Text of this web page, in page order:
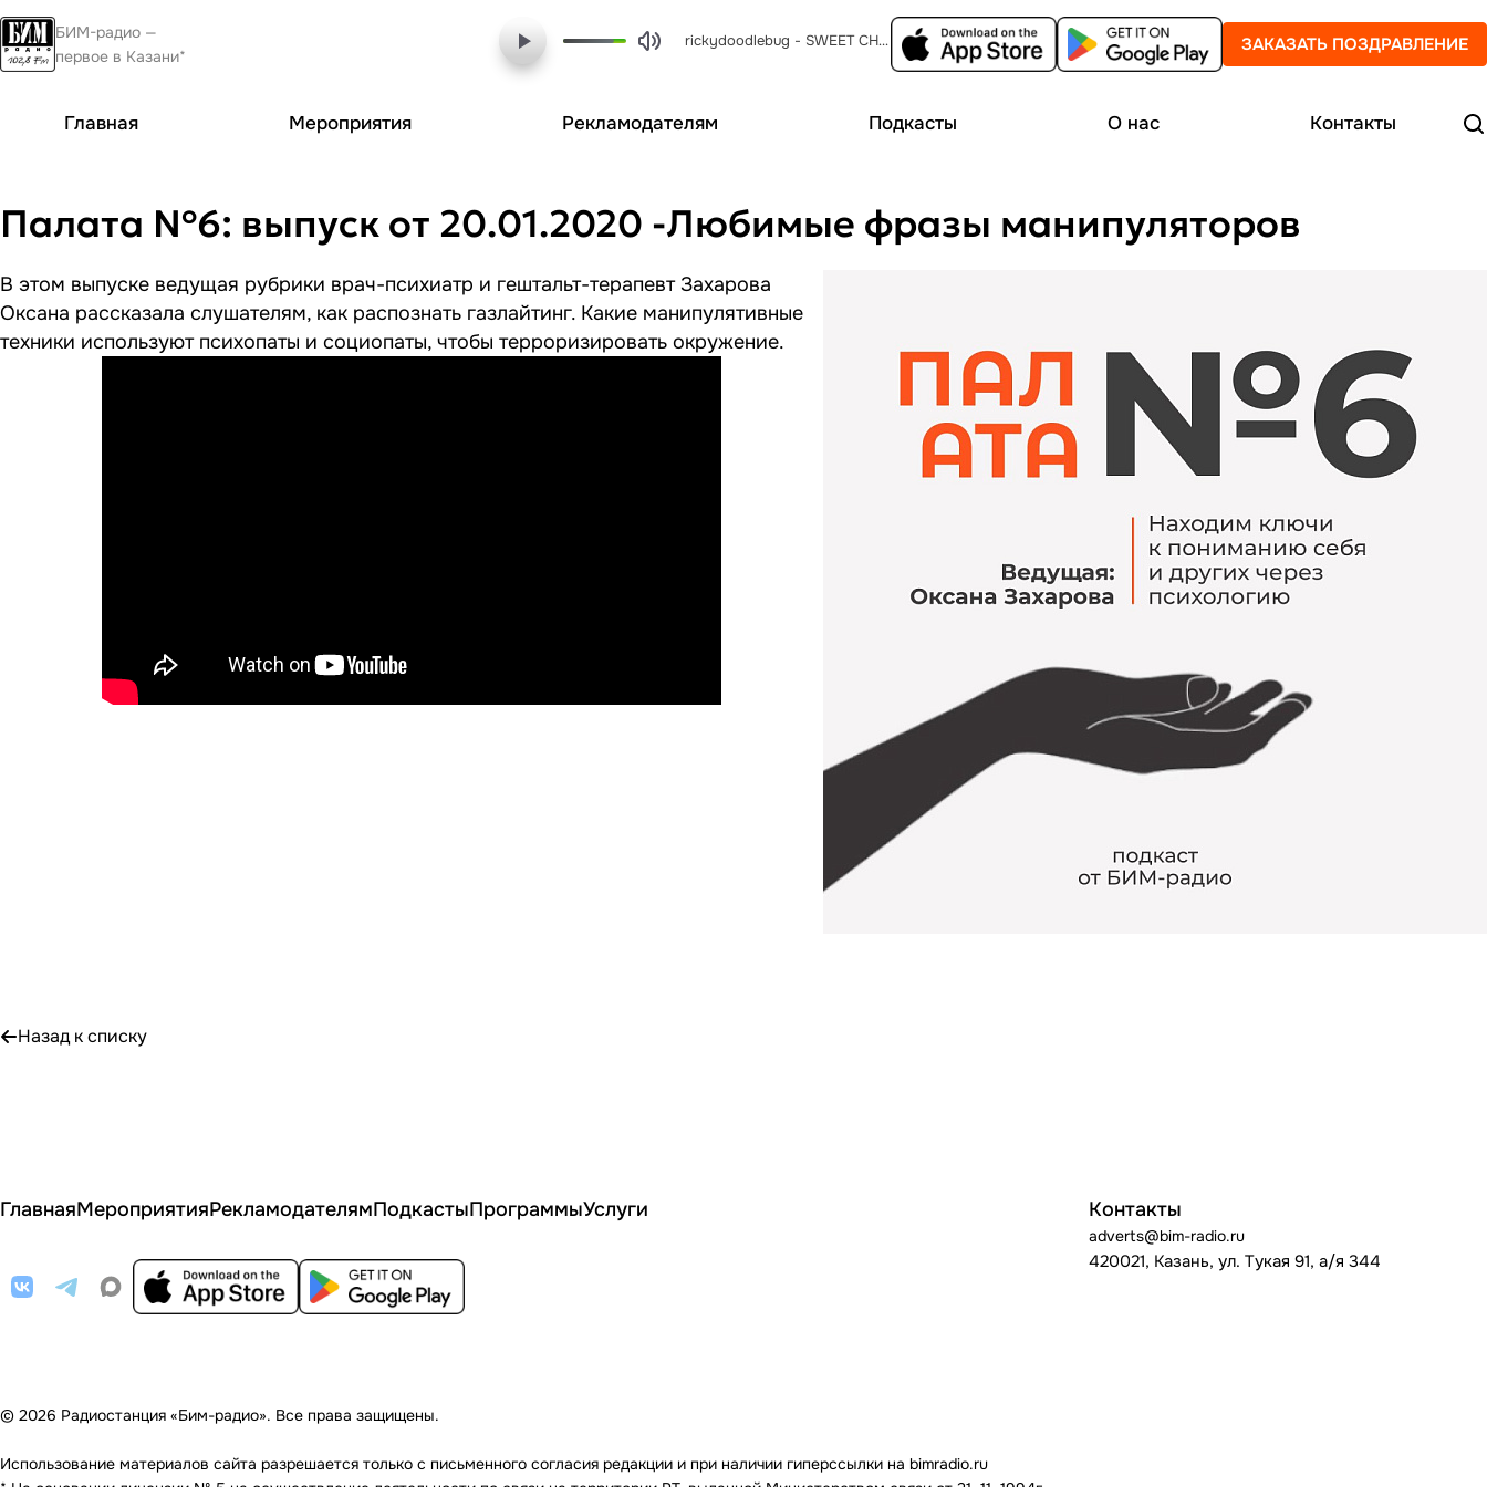
БИМ-радио —
первое в Казани*
rickydoodlebug - SWEET CHARITY Expanded Soundtrack 07 THE RICH MANS FRUG ЗАКАЗАТЬ ПОЗДРАВЛЕНИЕ
Главная Мероприятия Рекламодателям Подкасты О нас Контакты
Палата №6: выпуск от 20.01.2020 -Любимые фразы манипуляторов
В этом выпуске ведущая рубрики врач-психиатр и гештальт-терапевт Захарова
Оксана рассказала слушателям, как распознать газлайтинг. Какие манипулятивные
техники используют психопаты и социопаты, чтобы терроризировать окружение.
Назад к списку
ГлавнаяМероприятияРекламодателямПодкастыПрограммыУслуги Контакты
adverts@bim-radio.ru
420021, Казань, ул. Тукая 91, а/я 344
© 2026 Радиостанция «Бим-радио». Все права защищены.
Использование материалов сайта разрешается только с письменного согласия редакции и при наличии гиперссылки на bimradio.ru